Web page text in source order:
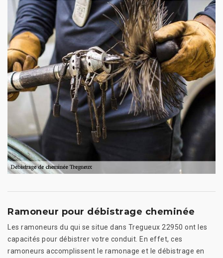
Ramoneur pour débistrage cheminée
Les ramoneurs du qui se situe dans Tregueux 22950 ont les
capacités pour débistrer votre conduit. En effet, ces
ramoneurs accomplissent le ramonage et le débistrage en